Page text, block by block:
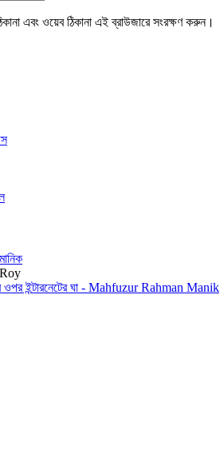
এবং ওয়েব ঠিকানা এই ব্রাউজারে সংরক্ষণ করুন।
ওপর ইন্টারনেটের ঘা - Mahfuzur Rahman Manik